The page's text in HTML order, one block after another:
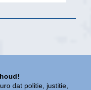
dat politie, justitie,